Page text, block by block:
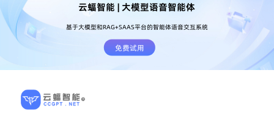
云蝠智能 | 大模型语音智能体
基于大模型和RAG+SAAS平台的智能体语音交互系统
免费试用